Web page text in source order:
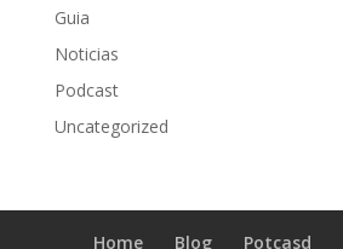
Guia
Noticias
Podcast
Uncategorized
Home Blog Potcasd